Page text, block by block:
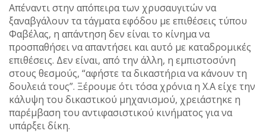
Απέναντι στην απόπειρα των χρυσαυγιτών να
ξαναβγάλουν τα τάγματα εφόδου με επιθέσεις τύπου
Φαβέλας, η απάντηση δεν είναι το κίνημα να
προσπαθήσει να απαντήσει και αυτό με καταδρομικές
επιθέσεις. Δεν είναι, από την άλλη, η εμπιστοσύνη
στους θεσμούς, “αφήστε τα δικαστήρια να κάνουν τη
δουλειά τους”. Ξέρουμε ότι τόσα χρόνια η Χ.Α είχε την
κάλυψη του δικαστικού μηχανισμού, χρειάστηκε η
παρέμβαση του αντιφασιστικού κινήματος για να
υπάρξει δίκη.